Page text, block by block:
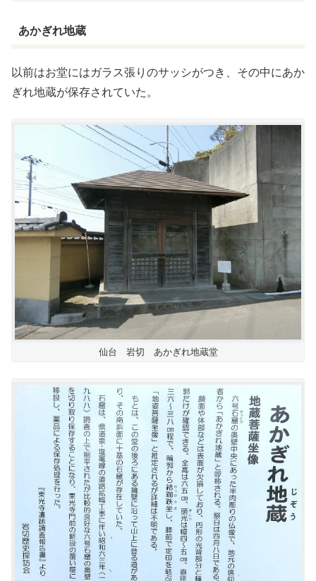
あかぎれ地蔵
以前はお堂にはガラス張りのサッシがつき、その中にあか
ぎれ地蔵が保存されていた。
仙台 岩切 あかぎれ地蔵堂